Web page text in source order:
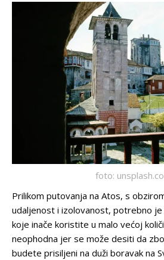
foto:
Prilikom putovanja na Atos, s
udaljenost i izolovanost, potrebno
koje inače koristite u malo većoj
neophodna jer se može desiti da
budete prisiljeni na duži boravak na